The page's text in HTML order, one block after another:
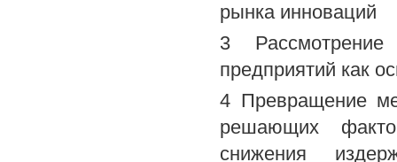
рынка инноваций
3 Рассмотрение
предприятий как
4 Превращение
решающих
снижения